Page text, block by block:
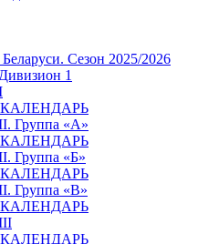
Сезон 2025/2026
1
КАЛЕНДАРЬ
Группа «А»
КАЛЕНДАРЬ
Группа «Б»
КАЛЕНДАРЬ
Группа «В»
КАЛЕНДАРЬ
КАЛЕНДАРЬ